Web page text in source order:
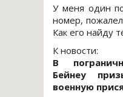
У меня один
номер,
Как его найду
К новости:
В
Бейнеу
военную